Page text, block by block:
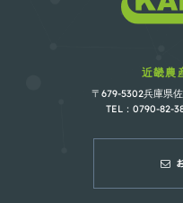
近畿農
〒679-5302兵庫県
TEL：0790-82-